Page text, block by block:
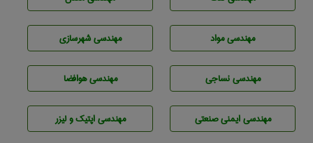
مهندسی مواد مهندسی شهرسازی
مهندسي نساجی مهندسی هوافضا
مهندسی ایمنی صنعتی مهندسی اپتیک و لیزر